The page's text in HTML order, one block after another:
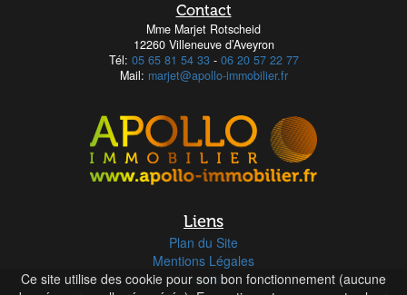
Ce site utilise des cookie pour son bon fonctionnement (aucune
Contact
Mme Marjet Rotscheid
12260 Villeneuve d’Aveyron
Tél: 05 65 81 54 33- 06 20 57 22 77
Mail: marjet@apollo-immobilier.fr
Liens
Plan du Site
Mentions Légales
Honoraires